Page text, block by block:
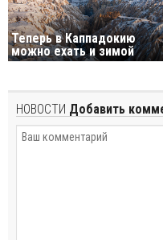
Теперь в Каппадокию
можно ехать и зимой
НОВОСТИ Добавить